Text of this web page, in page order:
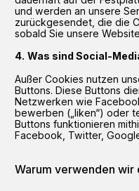
und werden an unsere
zurückgesendet, die die
sobald Sie unsere
Was sind Social-
Außer Cookies nutzen
Buttons. Diese Buttons
Netzwerken wie
bewerben („liken“) oder
Buttons funktionieren
Facebook, Twitter,
Warum verwenden